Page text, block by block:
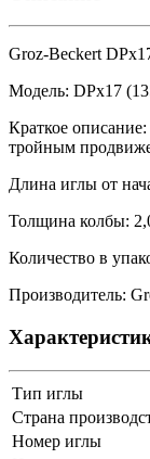
Groz-Beckert
Модель: DPx17
Краткое
тройным
Длина иглы от
Толщина колбы:
Количество в
Производитель:
Тип иглы
Страна
Номер иглы